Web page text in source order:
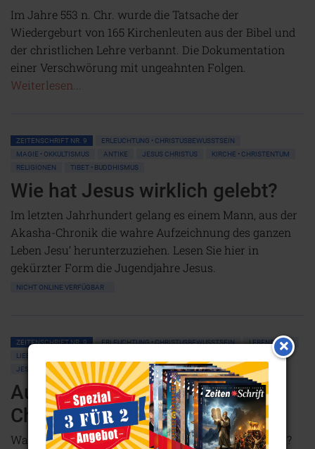
Im Jahre 553 n. Chr. wurde die Tatsache der
Wiedergeburt von 165 Kirchenleuten aus der Bibel und
der christlichen Lehre verbannt. Die Dokumentation
einer Verschwörung mit ungeahnten Folgen.
Weiterlesen...
ZEITENSCHRIFT NR. 9
ERLEUCHTUNG • CHRISTUSBEWUSSTSEIN
MAGIE • OKKULTISMUS
ANTIKE JESUS CHRISTUS
KIRCHE • CHRISTENTUM
RELIGIONEN
TIBET • BUDDHISMUS
Wie hat Jesus wirklich gelebt?
Im letzten Jahrhundert gelang es einem Mann, aus der
Akasha-Chronik die wahre Aufzeichnung des ganzen
Leben Jesu’ herunterzuziehen. Lesen Sie hier in
gekürzter Form die Jugendjahre Jesus.
NICHT ONLINE VERFÜGBAR
ZEITENSCHRIFT NR. 9 ERLEUCHTUNG • CHRISTUSBEWUSSTSEIN
LEBENSHILFE
LIEBE
JESUS CHRISTUS
RELIGIONEN
Auf dem Pfad zum
Christusbewußtsein
Was hat es mit dem ‘Zweiten Kommen Jesu’ auf sich?